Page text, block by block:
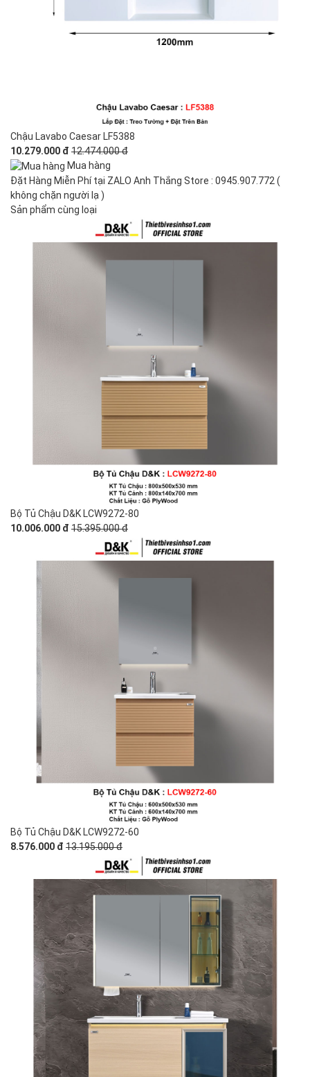
Chậu Lavabo Caesar LF5388
10.279.000 đ 12.474.000 đ
Mua hàng
Đặt Hàng Miễn Phí tại ZALO Anh Thắng Store : 0945.907.772 (
không chặn người lạ )
Sản phẩm cùng loại
Bộ Tủ Chậu D&K LCW9272-80
10.006.000 đ 15.395.000 đ
Bộ Tủ Chậu D&K LCW9272-60
8.576.000 đ 13.195.000 đ